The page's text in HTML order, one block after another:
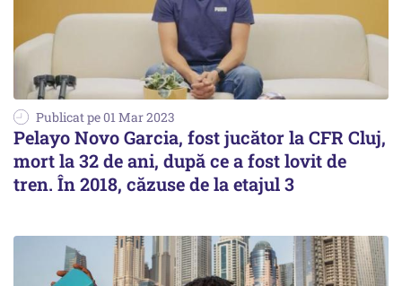
Publicat pe 01 Mar 2023
Pelayo Novo Garcia, fost jucător la CFR Cluj,
mort la 32 de ani, după ce a fost lovit de
tren. În 2018, căzuse de la etajul 3